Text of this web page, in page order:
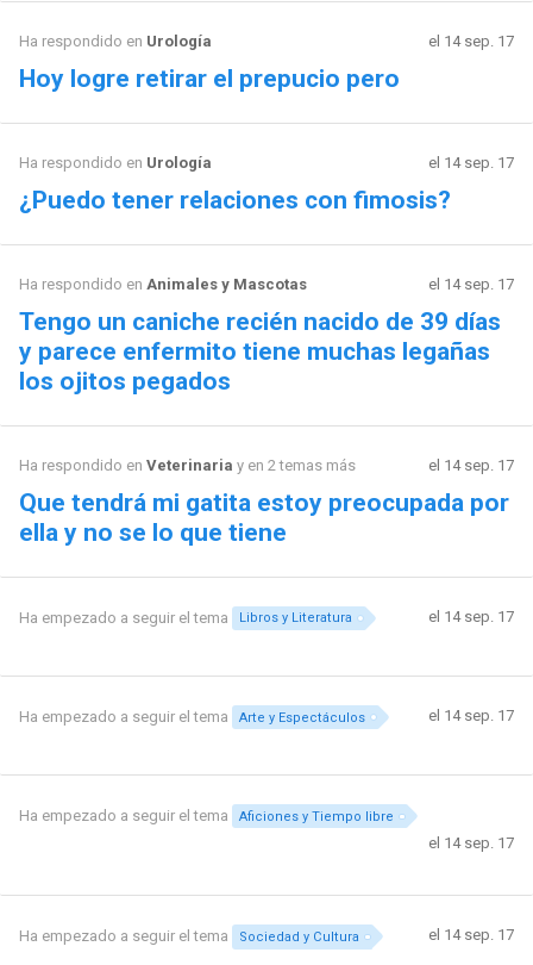
Ha respondido en Urología el 14 sep. 17
Hoy logre retirar el prepucio pero
Ha respondido en Urología el 14 sep. 17
¿Puedo tener relaciones con fimosis?
Ha respondido en Animales y Mascotas el 14 sep. 17
Tengo un caniche recién nacido de 39 días
y parece enfermito tiene muchas legañas
los ojitos pegados
Ha respondido en Veterinaria y en 2 temas más el 14 sep. 17
Que tendrá mi gatita estoy preocupada por
ella y no se lo que tiene
Ha empezado a seguir el tema Libros y Literatura el 14 sep. 17
Ha empezado a seguir el tema Arte y Espectáculos el 14 sep. 17
Ha empezado a seguir el tema Aficiones y Tiempo libre
el 14 sep. 17
Ha empezado a seguir el tema Sociedad y Cultura el 14 sep. 17